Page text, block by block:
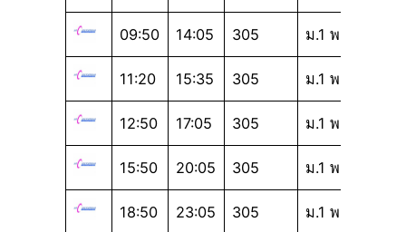
09:50 14:05 305 ม.1 พ
11:20 15:35 305 ม.1 พ
12:50 17:05 305 ม.1 พ
15:50 20:05 305 ม.1 พ
18:50 23:05 305 ม.1 พ